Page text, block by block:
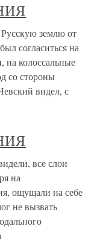
землю от
согласиться на
на колоссальные
со стороны
видел, с
все слои
на
ощущали на себе
не вызвать